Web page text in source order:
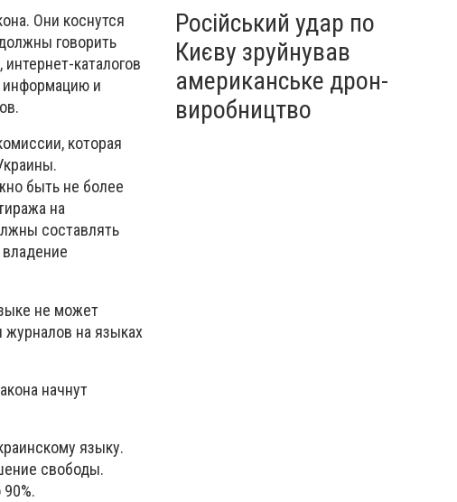
Они коснутся
говорить
каталогов
информацию и
которая
быть не более
на
составлять
не может
на языках
начнут
языку.
свободы.
Російський удар по
Києву зруйнував
американське дрон-
виробництво